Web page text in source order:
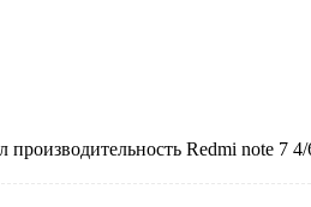
Redmi note 7